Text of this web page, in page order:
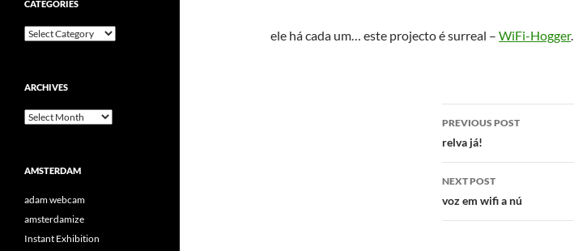
ele há cada um… este projecto é surreal –WiFi-Hogger.
Post
navigation
PREVIOUS POST
relva já!
NEXT POST
voz em wifi a nú
CATEGORIES
Categories
ARCHIVES
Archives
AMSTERDAM
adam webcam
amsterdamize
Instant Exhibition